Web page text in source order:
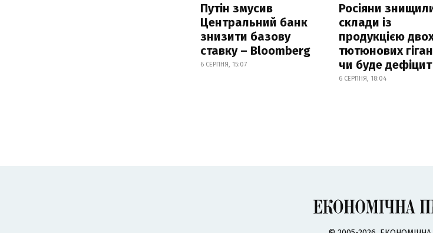
Путін змусив
Центральний банк
знизити базову
ставку – Bloomberg
6 СЕРПНЯ, 15:07
Росіяни
склади із
продукцією
тютюнових
чи буде дефіцит
6 СЕРПНЯ, 18:04